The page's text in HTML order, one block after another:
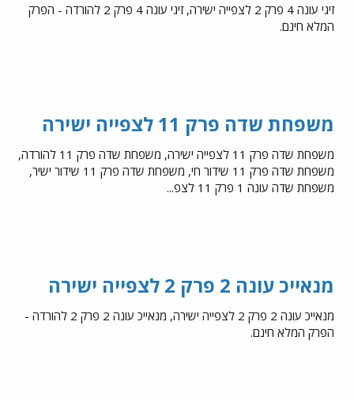
זיגי עונה 4 פרק 2 לצפייה ישירה, זיגי עונה 4 פרק 2 להורדה - הפרק
המלא חינם.
משפחת שדה פרק 11 לצפייה ישירה
משפחת שדה פרק 11 לצפייה ישירה, משפחת שדה פרק 11 להורדה,
משפחת שדה פרק 11 שידור חי, משפחת שדה פרק 11 שידור ישיר,
משפחת שדה עונה 1 פרק 11 לצפ...
מנאייכ עונה 2 פרק 2 לצפייה ישירה
מנאייכ עונה 2 פרק 2 לצפייה ישירה, מנאייכ עונה 2 פרק 2 להורדה -
הפרק המלא חינם.